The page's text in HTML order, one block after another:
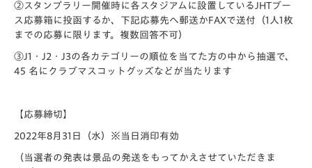
②スタンプラリー開催時に各スタジアムに設置しているJHTブー
ス応募箱に投函するか、下記応募先へ郵送かFAXで送付（1人1枚
までの応募に限ります。複数回答不可）
③J1・J2・J3の各カテゴリーの順位を当てた方の中から抽選で、
45 名にクラブマスコットグッズなどが当たります
【応募締切】
2022年8月31日（水）※当日消印有効
（当選者の発表は景品の発送をもってかえさせていただきま